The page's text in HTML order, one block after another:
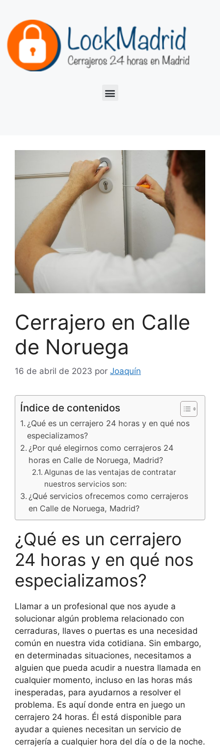
Cerrajero en Calle
de Noruega
16 de abril de 2023 por Joaquín
Índice de contenidos
¿Qué es un cerrajero 24 horas y en qué nos
especializamos?
¿Por qué elegirnos como cerrajeros 24
horas en Calle de Noruega, Madrid?
Algunas de las ventajas de contratar
nuestros servicios son:
¿Qué servicios ofrecemos como cerrajeros
en Calle de Noruega, Madrid?
¿Qué es un cerrajero
24 horas y en qué nos
especializamos?
Llamar a un profesional que nos ayude a
solucionar algún problema relacionado con
cerraduras, llaves o puertas es una necesidad
común en nuestra vida cotidiana. Sin embargo,
en determinadas situaciones, necesitamos a
alguien que pueda acudir a nuestra llamada en
cualquier momento, incluso en las horas más
inesperadas, para ayudarnos a resolver el
problema. Es aquí donde entra en juego un
cerrajero 24 horas. Él está disponible para
ayudar a quienes necesitan un servicio de
cerrajería a cualquier hora del día o de la noche.